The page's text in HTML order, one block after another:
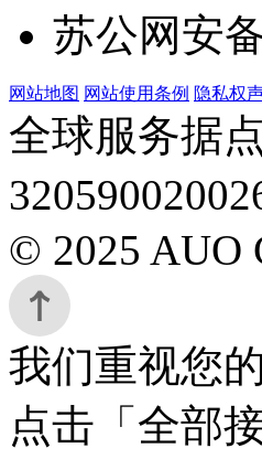
苏公网安
网站地图 网站使用条例 隐私权
全球服务据
© 2025 AUO
我们重视您
点击「全部